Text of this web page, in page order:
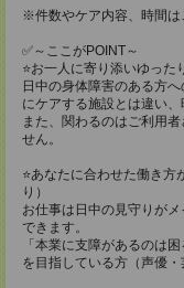
※件数やケア内容、時間は
✅～ここがPOINT～
⭐️お一人に寄り添いゆった
日中の身体障害のある方
にケアする施設とは違い
また、関わるのはご利用
せん。
⭐️あなたに合わせた働き
り）
お仕事は日中の見守りが
できます。
「本業に支障があるのは
を目指している方（声優